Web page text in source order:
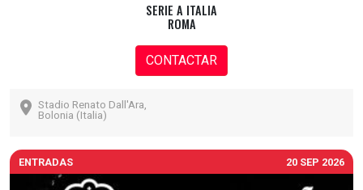
SERIE A ITALIA
ROMA
CONTACTAR
Stadio Renato Dall'Ara,
Bolonia (Italia)
ENTRADAS 20 SEP 2026